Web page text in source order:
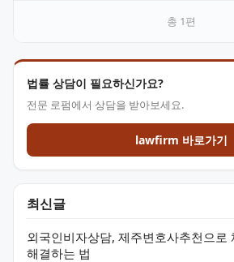
총 1편
법률 상담이 필요하신가요?
전문 로펌에서 상담을 받아보세요.
lawfirm 바로가기
최신글
외국인비자상담, 제주변호사추천으로
해결하는 법